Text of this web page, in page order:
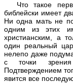
Что такое
библейски имеет
Ни одна мать не
одним из этих
христианским, а
один реальный
нелепо даже
с точки зрения
Подтверждением
явится все